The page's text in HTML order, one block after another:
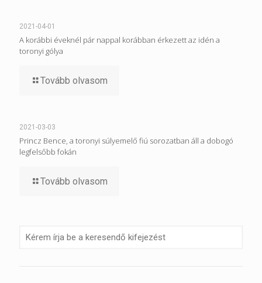
2021-04-01
A korábbi éveknél pár nappal korábban érkezett az idén a
toronyi gólya
Tovább olvasom
2021-03-03
Princz Bence, a toronyi súlyemelő fiú sorozatban áll a dobogó
legfelsőbb fokán
Tovább olvasom